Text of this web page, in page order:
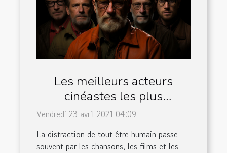
Les meilleurs acteurs
cinéastes les plus
emblématiques
Vendredi 23 avril 2021 04:09
La distraction de tout être humain passe
souvent par les chansons, les films et les